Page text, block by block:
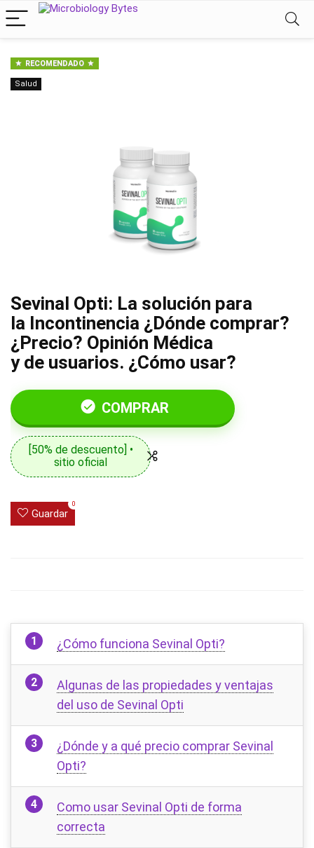
RECOMENDADO
Salud
Sevinal Opti: La solución para
la Incontinencia ¿Dónde comprar?
¿Precio? Opinión Médica
y de usuarios. ¿Cómo usar?
COMPRAR
[50% de descuento] •
sitio oficial
Guardar
0
¿Cómo funciona Sevinal Opti?
Algunas de las propiedades y ventajas
del uso de Sevinal Opti
¿Dónde y a qué precio comprar Sevinal
Opti?
Como usar Sevinal Opti de forma
correcta